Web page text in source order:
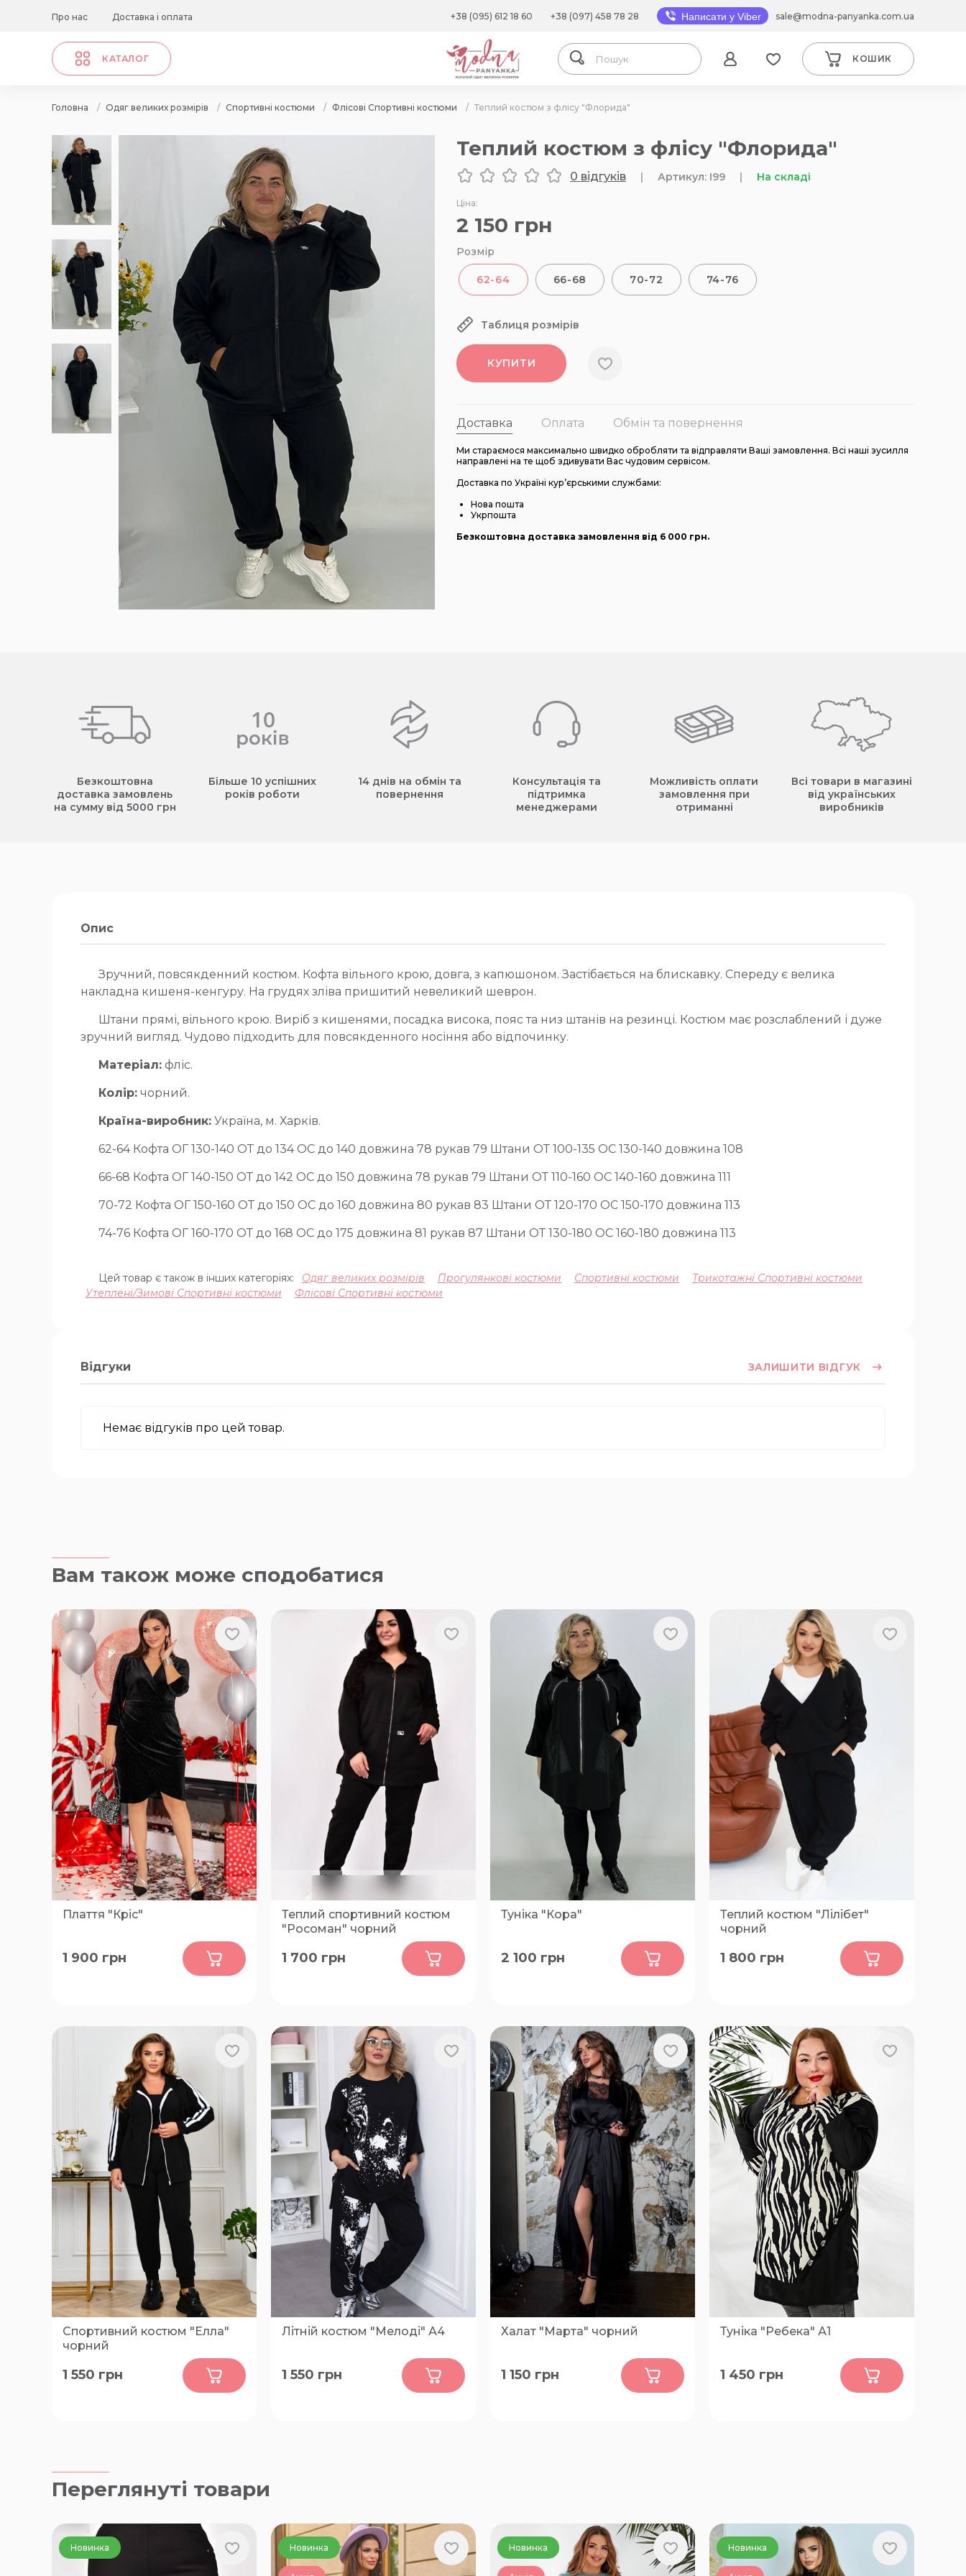
Про нас Доставка і оплата +38 (095) 612 18 60 +38 (097) 458 78 28 Написати у Viber sale@modna-panyanka.com.ua
КАТАЛОГ КОШИК
Головна / Одяг великих розмірів / Спортивні костюми / Флісові Спортивні костюми / Теплий костюм з флісу "Флорида"
Теплий костюм з флісу "Флорида"
0 відгуків | Артикул: I99 | На складі
Ціна:
2 150 грн
Розмір
62-64 66-68 70-72 74-76
Таблиця розмірів
КУПИТИ
Доставка Оплата Обмін та повернення
Ми стараємося максимально швидко обробляти та відправляти Ваші замовлення. Всі наші зусилля
направлені на те щоб здивувати Вас чудовим сервісом.
Доставка по Україні кур’єрськими службами:
Нова пошта
Укрпошта
Безкоштовна доставка замовлення від 6 000 грн.
Безкоштовна
доставка замовлень
на сумму від 5000 грн
Більше 10 успішних
років роботи
14 днів на обмін та
повернення
Консультація та
підтримка
менеджерами
Можливість оплати
замовлення при
отриманні
Всі товари в магазині
від українських
виробників
Опис
Зручний, повсякденний костюм. Кофта вільного крою, довга, з капюшоном. Застібається на блискавку. Спереду є велика
накладна кишеня-кенгуру. На грудях зліва пришитий невеликий шеврон.
Штани прямі, вільного крою. Виріб з кишенями, посадка висока, пояс та низ штанів на резинці. Костюм має розслаблений і дуже
зручний вигляд. Чудово підходить для повсякденного носіння або відпочинку.
Матеріал: фліс.
Колір: чорний.
Країна-виробник: Україна, м. Харків.
62-64 Кофта ОГ 130-140 ОТ до 134 ОС до 140 довжина 78 рукав 79 Штани ОТ 100-135 ОС 130-140 довжина 108
66-68 Кофта ОГ 140-150 ОТ до 142 ОС до 150 довжина 78 рукав 79 Штани ОТ 110-160 ОС 140-160 довжина 111
70-72 Кофта ОГ 150-160 ОТ до 150 ОС до 160 довжина 80 рукав 83 Штани ОТ 120-170 ОС 150-170 довжина 113
74-76 Кофта ОГ 160-170 ОТ до 168 ОС до 175 довжина 81 рукав 87 Штани ОТ 130-180 ОС 160-180 довжина 113
Цей товар є також в інших категоріях: Одяг великих розмірів Прогулянкові костюми Спортивні костюми
Трикотажні Спортивні костюми
Утеплені/Зимові Спортивні костюми
Флісові Спортивні костюми
Відгуки ЗАЛИШИТИ ВІДГУК
Немає відгуків про цей товар.
Вам також може сподобатися
Плаття "Кріс"
1 900 грн
Теплий спортивний костюм
"Росоман" чорний
52-54, 56-58, 60-62, 64-66
1 700 грн
Туніка "Кора"
2 100 грн
Теплий костюм "Лілібет"
чорний
48-50, 52-54, 56-58, 60-62
1 800 грн
Спортивний костюм "Елла"
чорний
52-54, 56-58, 60-62, 64-66
1 550 грн
Літній костюм "Мелоді" А4
46-48, 50-52, 54-56, 58-60, 62-64
1 550 грн
Халат "Марта" чорний
46-48, 50-52, 54-56, 58-60
1 150 грн
Туніка "Ребека" А1
1 450 грн
Переглянуті товари
Новинка Новинка Новинка Новинка